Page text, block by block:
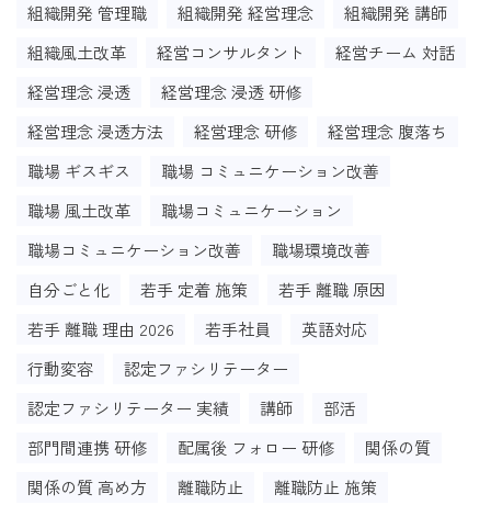
組織開発 管理職
組織開発 経営理念
組織開発 講師
組織風土改革
経営コンサルタント
経営チーム 対話
経営理念 浸透
経営理念 浸透 研修
経営理念 浸透方法
経営理念 研修
経営理念 腹落ち
職場 ギスギス
職場 コミュニケーション改善
職場 風土改革
職場コミュニケーション
職場コミュニケーション改善
職場環境改善
自分ごと化
若手 定着 施策
若手 離職 原因
若手 離職 理由 2026
若手社員
英語対応
行動変容
認定ファシリテーター
認定ファシリテーター 実績
講師
部活
部門間連携 研修
配属後 フォロー 研修
関係の質
関係の質 高め方
離職防止
離職防止 施策